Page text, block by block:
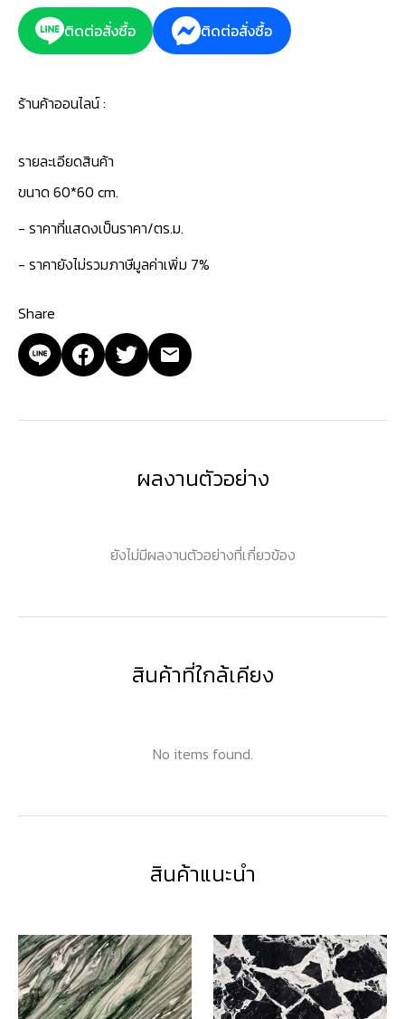
ติดต่อสั่งซื้อ
ติดต่อสั่งซื้อ
ร้านค้าออนไลน์ :
รายละเอียดสินค้า
ขนาด 60*60 cm.
- ราคาที่แสดงเป็นราคา/ตร.ม.
- ราคายังไม่รวมภาษีมูลค่าเพิ่ม 7%
Share
ผลงานตัวอย่าง
ยังไม่มีผลงานตัวอย่างที่เกี่ยวข้อง
สินค้าที่ใกล้เคียง
No items found.
สินค้าแนะนำ